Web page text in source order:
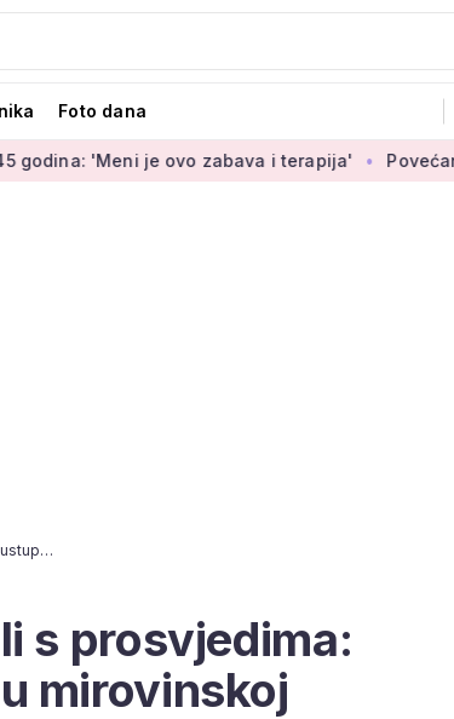
Foto dana
je ovo zabava i terapija' Povećanje
Rusi ipak nešto postigli s prosvjedima: Putin najavio ustupke u mirovinskoj reformi
s prosvjedima:
mirovinskoj